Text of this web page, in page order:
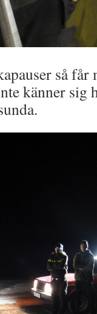
så får
känner sig